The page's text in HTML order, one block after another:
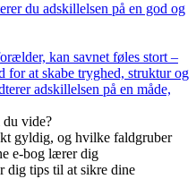
du adskillelsen på en god og
kan savnet føles stort –
for at skabe tryghed, struktur og
adskillelsen på en måde,
vide?
gyldig, og hvilke faldgruber
e-bog lærer dig
dig tips til at sikre dine